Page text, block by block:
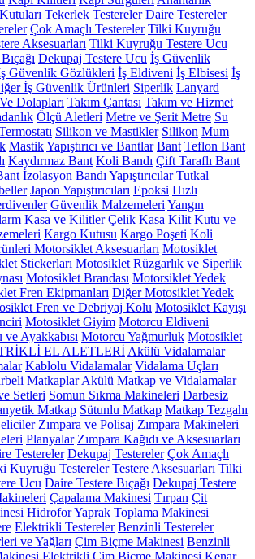
Tekerlek Testereler Daire Testereler
Çok Amaçlı Testereler Tilki Kuyruğu
Aksesuarları Tilki Kuyruğu Testere Ucu
Dekupaj Testere Ucu İş Güvenlik
Güvenlik Gözlükleri İş Eldiveni İş Elbisesi İş
İş Güvenlik Ürünleri Siperlik Lanyard
Dolapları Takım Çantası Takım ve Hizmet
Ölçü Aletleri Metre ve Şerit Metre Su
Silikon ve Mastikler Silikon Mum
MastikYapıştırıcı ve Bantlar Bant Teflon Bant
Kaydırmaz Bant Koli Bandı Çift Taraflı Bant
İzolasyon Bandı Yapıştırıcılar Tutkal
Japon Yapıştırıcıları Epoksi Hızlı
Güvenlik Malzemeleri Yangın
Kasa ve Kilitler Çelik Kasa Kilit Kutu ve
Kargo Kutusu Kargo Poşeti Koli
Motorsiklet Aksesuarları Motosiklet
Stickerları Motosiklet Rüzgarlık ve Siperlik
Motosiklet Brandası Motorsiklet Yedek
Fren Ekipmanları Diğer Motosiklet Yedek
Fren ve Debriyaj Kolu Motosiklet Kayışı
Motosiklet Giyim Motorcu Eldiveni
Ayakkabısı Motorcu Yağmurluk Motosiklet
EL ALETLERİ Akülü Vidalamalar
Kablolu Vidalamalar Vidalama Uçları
Matkaplar Akülü Matkap ve Vidalamalar
Setleri Somun Sıkma Makineleri Darbesiz
Matkap Sütunlu Matkap Matkap Tezgahı
Zımpara ve Polisaj Zımpara Makineleri
Planyalar Zımpara Kağıdı ve Aksesuarları
Testereler Dekupaj Testereler Çok Amaçlı
Kuyruğu Testereler Testere Aksesuarları Tilki
Ucu Daire Testere Bıçağı Dekupaj Testere
Çapalama Makinesi Tırpan Çit
HidroforYaprak Toplama Makinesi
Elektrikli Testereler Benzinli Testereler
ve Yağları Çim Biçme Makinesi Benzinli
Elektrikli Çim Biçme Makinesi Kenar